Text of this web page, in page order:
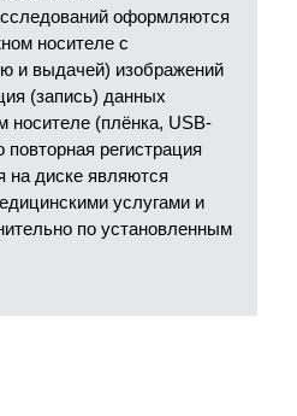
оформляются
носителе с
и выдачей) изображений
(запись) данных
носителе (плёнка, USB-
регистрация
на диске являются
услугами и
по установленным